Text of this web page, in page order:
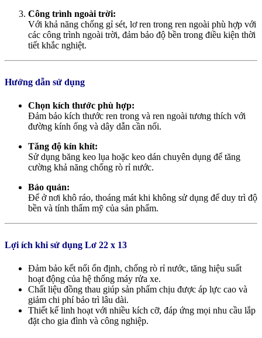
Công trình ngoài trời:
Với khả năng chống gỉ sét, lơ ren trong ren ngoài phù hợp với
các công trình ngoài trời, đảm bảo độ bền trong điều kiện thời
tiết khắc nghiệt.
Hướng dẫn sử dụng
Chọn kích thước phù hợp:
Đảm bảo kích thước ren trong và ren ngoài tương thích với
đường kính ống và dây dẫn cần nối.
Tăng độ kín khít:
Sử dụng băng keo lụa hoặc keo dán chuyên dụng để tăng
cường khả năng chống rò rỉ nước.
Bảo quản:
Để ở nơi khô ráo, thoáng mát khi không sử dụng để duy trì độ
bền và tính thẩm mỹ của sản phẩm.
Lợi ích khi sử dụng Lơ 22 x 13
Đảm bảo kết nối ổn định, chống rò rỉ nước, tăng hiệu suất
hoạt động của hệ thống máy rửa xe.
Chất liệu đồng thau giúp sản phẩm chịu được áp lực cao và
giảm chi phí bảo trì lâu dài.
Thiết kế linh hoạt với nhiều kích cỡ, đáp ứng mọi nhu cầu lắp
đặt cho gia đình và công nghiệp.